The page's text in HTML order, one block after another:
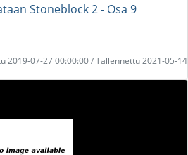
Stoneblock 2 - Osa 9
2019-07-27 00:00:00 / Tallennettu 2021-05-14